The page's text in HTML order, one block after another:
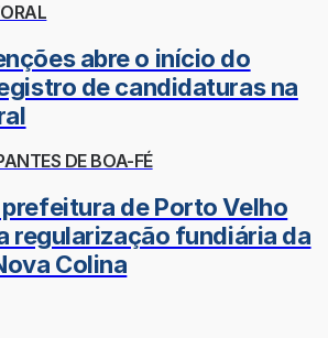
abre o início do
de candidaturas na
DE BOA-FÉ
prefeitura de Porto Velho
regularização fundiária da
Colina